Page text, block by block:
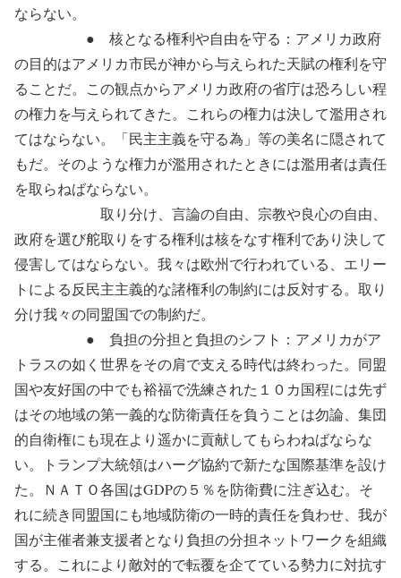
ならない。
● 核となる権利や自由を守る：アメリカ政府
の目的はアメリカ市民が神から与えられた天賦の権利を守
ることだ。この観点からアメリカ政府の省庁は恐ろしい程
の権力を与えられてきた。これらの権力は決して濫用され
てはならない。「民主主義を守る為」等の美名に隠されて
もだ。そのような権力が濫用されたときには濫用者は責任
を取らねばならない。
取り分け、言論の自由、宗教や良心の自由、
政府を選び舵取りをする権利は核をなす権利であり決して
侵害してはならない。我々は欧州で行われている、エリー
トによる反民主主義的な諸権利の制約には反対する。取り
分け我々の同盟国での制約だ。
● 負担の分担と負担のシフト：アメリカがア
トラスの如く世界をその肩で支える時代は終わった。同盟
国や友好国の中でも裕福で洗練された１０カ国程には先ず
はその地域の第一義的な防衛責任を負うことは勿論、集団
的自衛権にも現在より遥かに貢献してもらわねばならな
い。トランプ大統領はハーグ協約で新たな国際基準を設け
た。ＮＡＴＯ各国はGDPの５％を防衛費に注ぎ込む。そ
れに続き同盟国にも地域防衛の一時的責任を負わせ、我が
国が主催者兼支援者となり負担の分担ネットワークを組織
する。これにより敵対的で転覆を企てている勢力に対抗す